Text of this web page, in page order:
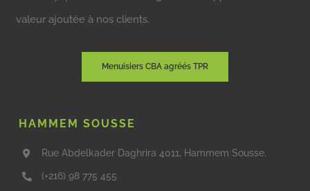
valeur ajoutée à nos clients.
Menuisiers CBA agréés TPR
HAMMEM SOUSSE
Rue Abdelkader Daghrira 4011, Hammem Sousse.
(+216) 98 775 455